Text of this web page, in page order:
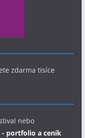
zdarma tisíce
nebo
- portfolio a ceník